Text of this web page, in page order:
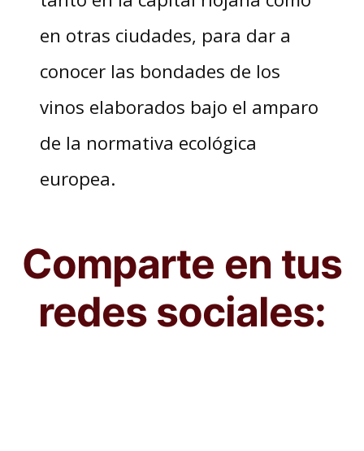
en otras ciudades, para dar a
conocer las bondades de los
vinos elaborados bajo el amparo
de la normativa ecológica
europea.
Comparte en tus
redes sociales: